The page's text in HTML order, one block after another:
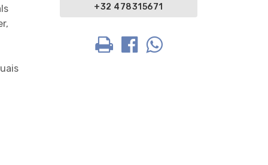
+32 478315671